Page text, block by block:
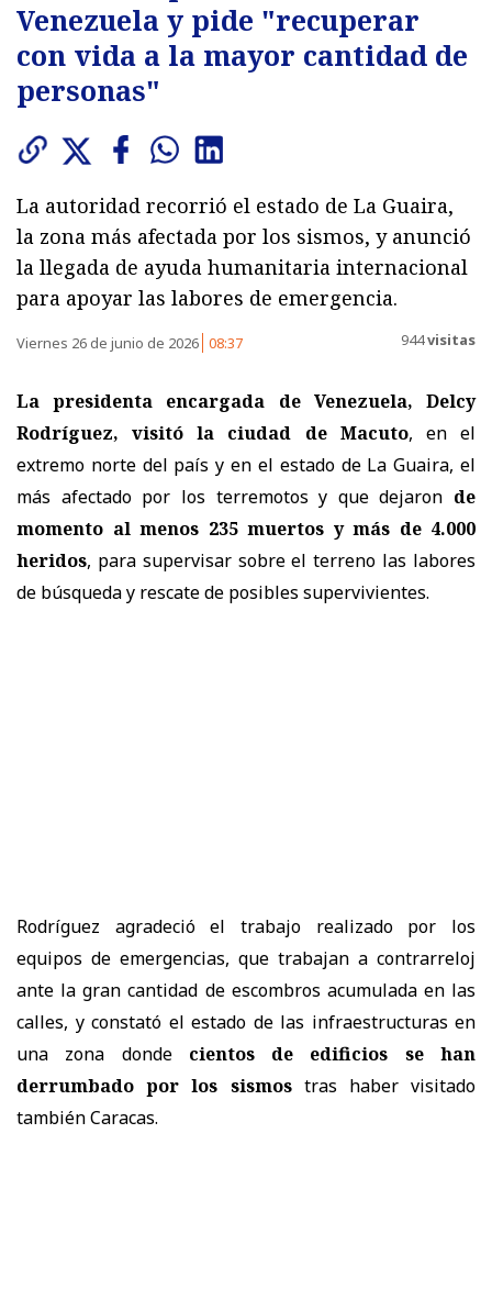
Venezuela y pide "recuperar
con vida a la mayor cantidad de
personas"
La autoridad recorrió el estado de La Guaira,
la zona más afectada por los sismos, y anunció
la llegada de ayuda humanitaria internacional
para apoyar las labores de emergencia.
Viernes 26 de junio de 2026 08:37 944visitas
La presidenta encargada de Venezuela, Delcy
Rodríguez, visitó la ciudad de Macuto, en el
extremo norte del país y en el estado de La Guaira, el
más afectado por los terremotos y que dejaron de
momento al menos 235 muertos y más de 4.000
heridos, para supervisar sobre el terreno las labores
de búsqueda y rescate de posibles supervivientes.
Rodríguez agradeció el trabajo realizado por los
equipos de emergencias, que trabajan a contrarreloj
ante la gran cantidad de escombros acumulada en las
calles, y constató el estado de las infraestructuras en
una zona donde cientos de edificios se han
derrumbado por los sismostras haber visitado
también Caracas.